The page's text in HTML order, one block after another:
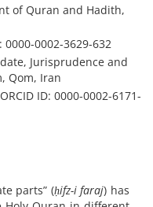
of Quran and Hadith,
0000-0002-3629-632
Jurisprudence and
Qom, Iran
ID: 0000-0002-6171-
parts” (ḥifz-i faraj) has